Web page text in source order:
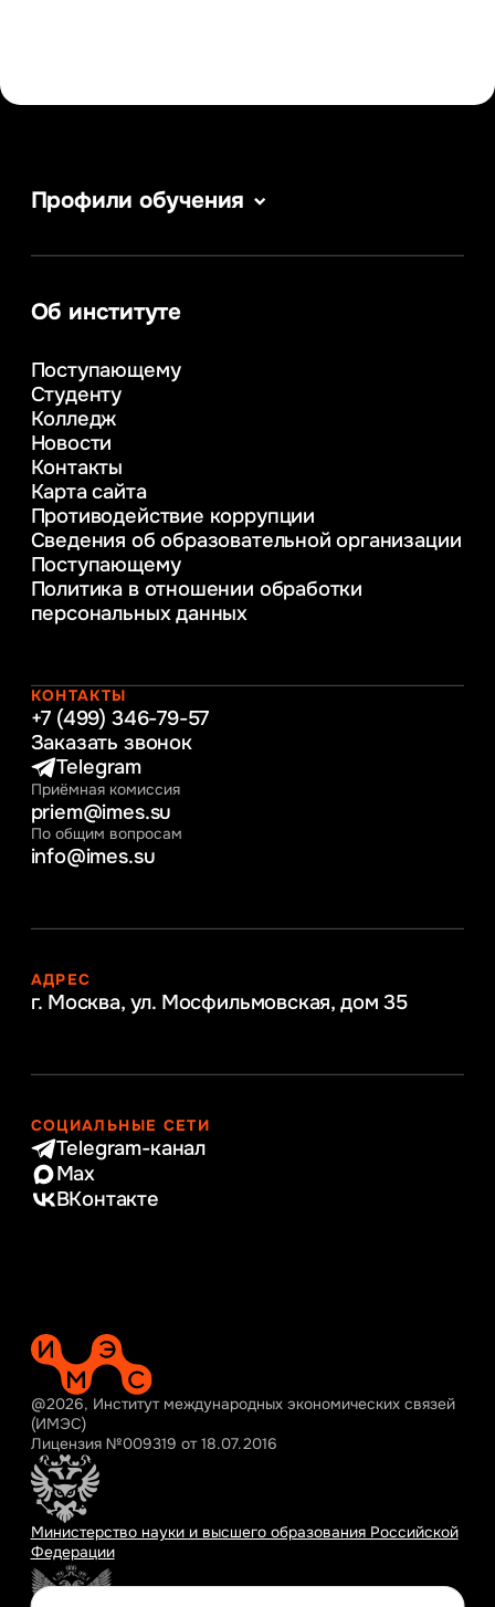
Профили обучения
Информатика
аналитика
Управление в сфере коммерческой
Психолого-педагогическое
консультирование и медиация
в образовании
Веб-дизайн
Управление инновационным развитием
предприятия
Уголовное право
Информационные технологии в бизнесе
Информационное и программное
обеспечение бизнес процессов
Управление человеческими ресурсами
Интернет-маркетинг
Об институте
Поступающему
Студенту
Колледж
Новости
Контакты
Карта сайта
Противодействие коррупции
Сведения об образовательной организации
Поступающему
Политика в отношении обработки
персональных данных
КОНТАКТЫ
+7 (499) 346-79-57
Заказать звонок
Telegram
Приёмная комиссия
priem@imes.su
По общим вопросам
info@imes.su
АДРЕС
г. Москва, ул. Мосфильмовская, дом 35
СОЦИАЛЬНЫЕ СЕТИ
Telegram-канал
Max
ВКонтакте
@2026, Институт международных экономических связей
(ИМЭС)
Лицензия №009319 от 18.07.2016
Министерство науки и высшего образования Российской
Федерации